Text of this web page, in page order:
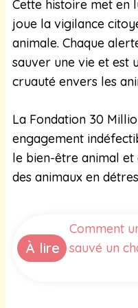
Cette histoire met en
joue la vigilance
animale. Chaque
sauver une vie et est
cruauté envers les
La Fondation 30
engagement
le bien-être animal
des animaux en
À lire
Comment
sauvé un